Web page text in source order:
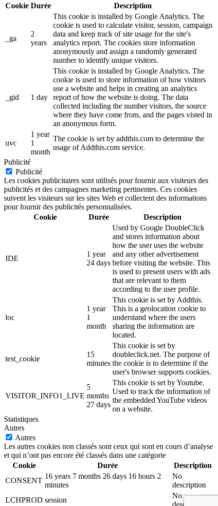
Cookie Durée Description
_ga
2
years
This cookie is installed by Google Analytics. The
cookie is used to calculate visitor, session, campaign
data and keep track of site usage for the site's
analytics report. The cookies store information
anonymously and assign a randomly generated
number to identify unique visitors.
_gid 1 day
This cookie is installed by Google Analytics. The
cookie is used to store information of how visitors
use a website and helps in creating an analytics
report of how the website is doing. The data
collected including the number visitors, the source
where they have come from, and the pages visted in
an anonymous form.
uvc
1 year
1
month
The cookie is set by addthis.com to determine the
usage of Addthis.com service.
Publicité
Publicité
Les cookies publicitaires sont utilisés pour fournir aux visiteurs des
publicités et des campagnes marketing pertinentes. Ces cookies
suivent les visiteurs sur les sites Web et collectent des informations
pour fournir des publicités personnalisées.
Cookie
Durée Description
IDE
1 year
24 days
Used by Google DoubleClick
and stores information about
how the user uses the website
and any other advertisement
before visiting the website. This
is used to present users with ads
that are relevant to them
according to the user profile.
loc
1 year
1
month
This cookie is set by Addthis.
This is a geolocation cookie to
understand where the users
sharing the information are
located.
test_cookie
15
minutes
This cookie is set by
doubleclick.net. The purpose of
the cookie is to determine if the
user's browser supports cookies.
VISITOR_INFO1_LIVE
5
months
27 days
This cookie is set by Youtube.
Used to track the information of
the embedded YouTube videos
on a website.
Statistiques
Autres
Autres
Les autres cookies non classés sont ceux qui sont en cours d’analyse
et qui n’ont pas encore été classés dans une catégorie
Cookie
Durée
Description
CONSENT
16 years 7 months 26 days 16 hours 2
minutes
No
description
LCHPROD session
No
description